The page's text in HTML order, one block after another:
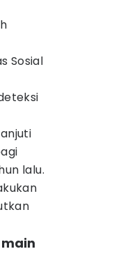
Sosial
lalu.